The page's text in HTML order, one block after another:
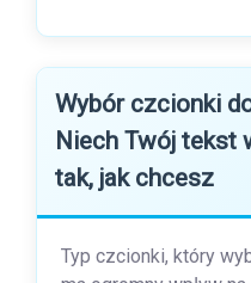
Wybór czcionki
Niech Twój tekst
tak, jak chcesz
Typ czcionki, który